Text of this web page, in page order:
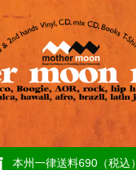
本州一律送料690（税込）